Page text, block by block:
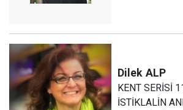
Dilek ALP
KENT SERİSİ
İSTİKLALİN